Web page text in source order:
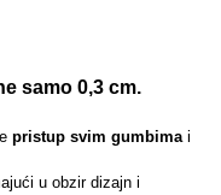
samo 0,3 cm.
pristup svim gumbimai
u obzir dizajn i